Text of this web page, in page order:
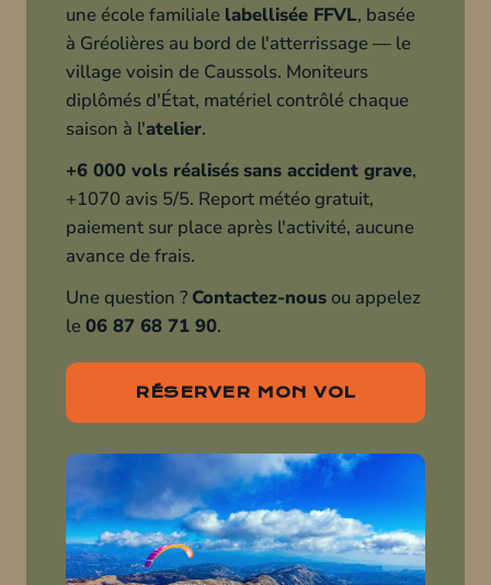
une école familiale labellisée FFVL, basée
à Gréolières au bord de l'atterrissage — le
village voisin de Caussols. Moniteurs
diplômés d'État, matériel contrôlé chaque
saison à l'atelier.
+6 000 vols réalisés sans accident grave,
+1070 avis 5/5. Report météo gratuit,
paiement sur place après l'activité, aucune
avance de frais.
Une question ? Contactez-nous ou appelez
le 06 87 68 71 90.
RÉSERVER MON VOL